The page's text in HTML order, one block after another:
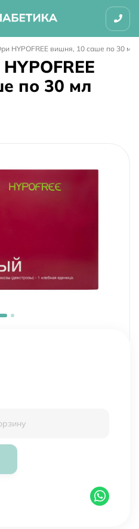
HYPOFREE вишня, 10 саше по 30 мл
по 30 мл